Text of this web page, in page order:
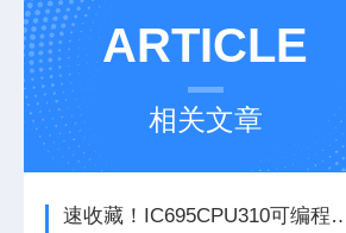
ARTICLE
相关文章
速收藏！IC695CPU310可编程逻辑控制